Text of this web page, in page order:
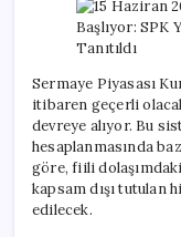
Sermaye Piyasası
itibaren geçerli
devreye alıyor. Bu
hesaplanmasında
göre, fiili
kapsam dışı tutulan
edilecek.